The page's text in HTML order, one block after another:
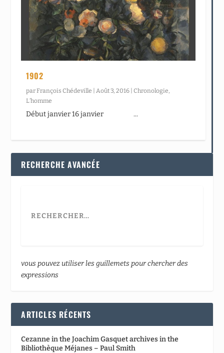
1902
par François Chédeville Août 3, 2016 |Chronologie
L’homme
Début janvier 16 janvier ...
RECHERCHE AVANCÉE
vous pouvez utiliser les guillemets pour chercher des
expressions
ARTICLES RÉCENTS
Cezanne in the Joachim Gasquet archives in the
Bibliothèque Méjanes – Paul Smith